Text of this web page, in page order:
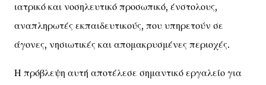
ιατρικό και νοσηλευτικό προσωπικό, ένστολους,
αναπληρωτές εκπαιδευτικούς, που υπηρετούν σε
άγονες, νησιωτικές και απομακρυσμένες περιοχές.
Η πρόβλεψη αυτή αποτέλεσε σημαντικό εργαλείο για